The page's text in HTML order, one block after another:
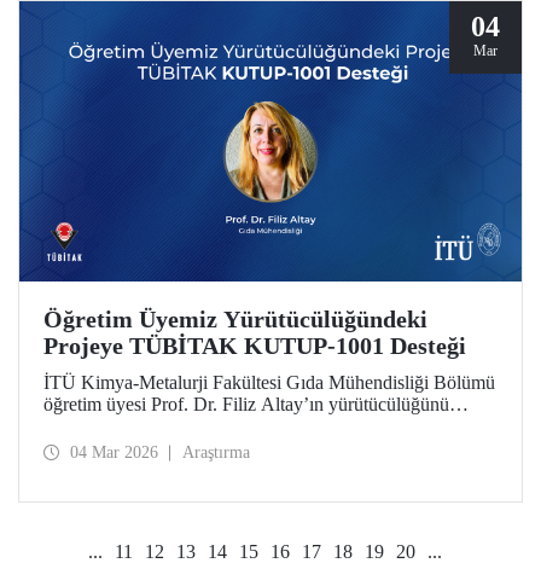
04
Mar
Öğretim Üyemiz Yürütücülüğündeki
Projeye TÜBİTAK KUTUP-1001 Desteği
İTÜ Kimya-Metalurji Fakültesi Gıda Mühendisliği Bölümü
öğretim üyesi Prof. Dr. Filiz Altay’ın yürütücülüğünü
Programı kapsamında desteğe değer görüldü.
04 Mar 2026 Araştırma
... 11 12 13 14 15 16 17 18 19 20 ...